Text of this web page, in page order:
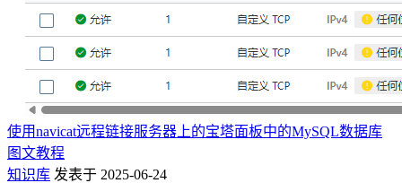
使用navicat远程链接服务器上的宝塔面板中的MySQL数据库
图文教程
知识库 发表于 2025-06-24